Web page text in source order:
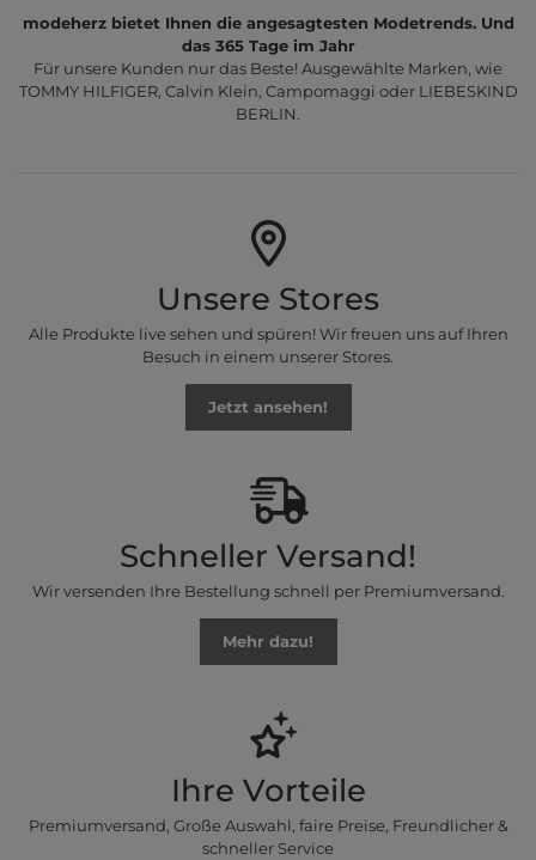
modeherz bietet Ihnen die angesagtesten Modetrends. Und
das 365 Tage im Jahr
Für unsere Kunden nur das Beste! Ausgewählte Marken, wie
TOMMY HILFIGER, Calvin Klein, Campomaggi oder LIEBESKIND
BERLIN.
Unsere Stores
Alle Produkte live sehen und spüren! Wir freuen uns auf Ihren
Besuch in einem unserer Stores.
Jetzt ansehen!
Schneller Versand!
Wir versenden Ihre Bestellung schnell per Premiumversand.
Mehr dazu!
Ihre Vorteile
Premiumversand, Große Auswahl, faire Preise, Freundlicher &
schneller Service